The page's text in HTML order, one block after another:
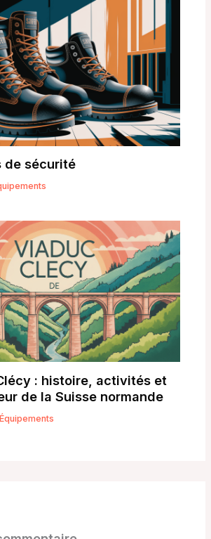
de sécurité
: histoire, activités et
de la Suisse normande
Équipements